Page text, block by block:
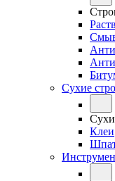
Сухие
Клеи